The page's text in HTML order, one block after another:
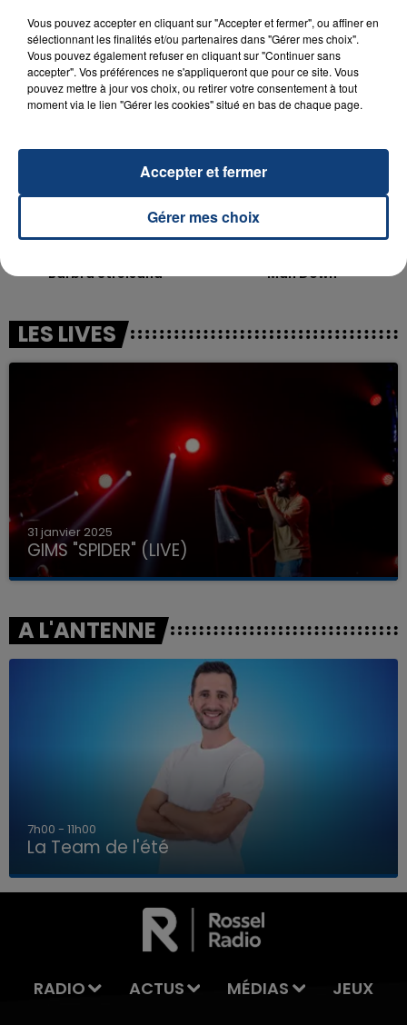
LA TEAM DE L'ÉTÉ
TITRES DIFFUSÉS
20h10
20h10
Barbra Streisand
20h06
20h06
Man Down
LES LIVES
31 janvier 2025
GIMS "SPIDER" (LIVE)
A L'ANTENNE
7h00 - 11h00
La Team de l'été
RADIO ACTUS MÉDIAS
JEUX
Vous pouvez accepter en cliquant sur "Accepter et fermer", ou affiner en
sélectionnant les finalités et/ou partenaires dans "Gérer mes choix".
Vous pouvez également refuser en cliquant sur "Continuer sans
accepter". Vos préférences ne s'appliqueront que pour ce site. Vous
pouvez mettre à jour vos choix, ou retirer votre consentement à tout
moment via le lien "Gérer les cookies" situé en bas de chaque page.
Gérer mes choix
Accepter et fermer